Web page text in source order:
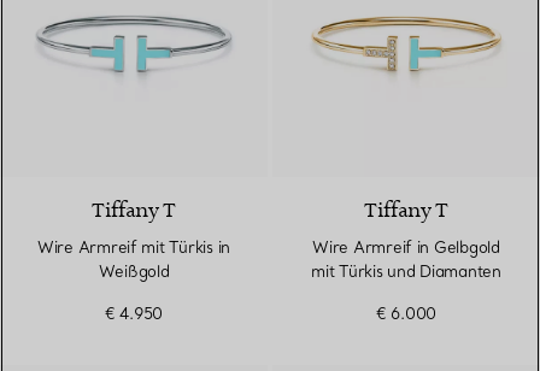
Tiffany T
Wire Armreif mit Türkis in
Weißgold
€ 4.950
Tiffany T
Wire Armreif in Gelbgold
mit Türkis und Diamanten
€ 6.000